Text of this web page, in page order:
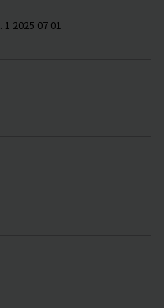
2025 07 01